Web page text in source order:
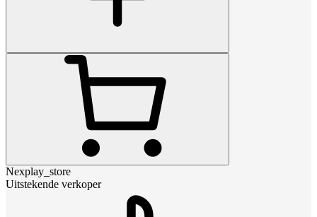
Nexplay_store
Uitstekende verkoper